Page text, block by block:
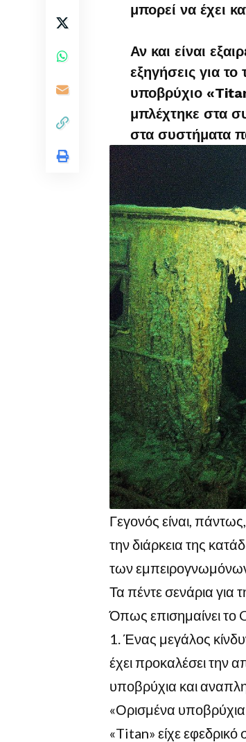
μπορεί να έχει
Αν και είναι
εξηγήσεις για
υποβρύχιο
μπλέχτηκε στα
στα συστήματα
Γεγονός είναι,
την διάρκεια της
των εμπειρογνωμόνων
Τα πέντε σενάρια για
Όπως επισημαίνει το
Ένας μεγάλος
έχει προκαλέσει την
υποβρύχια και
«Ορισμένα υποβρύχια
«Titan» είχε